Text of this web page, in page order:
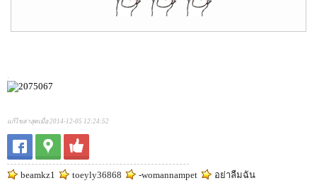
.
แก้ไขล่าสุดเมื่อ 2014-12-05 12:24:52
beamkz1 toeyly36868 -womannampet
อย่าลืมฉัน